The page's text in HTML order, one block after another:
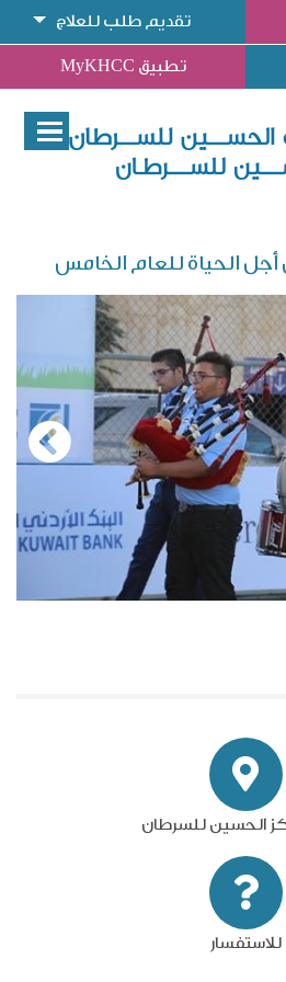
تقديم طلب للعلاج
تطبيق MyKHCC
الحياة للعام الخامس
الحسين للسرطان
للاستفسار